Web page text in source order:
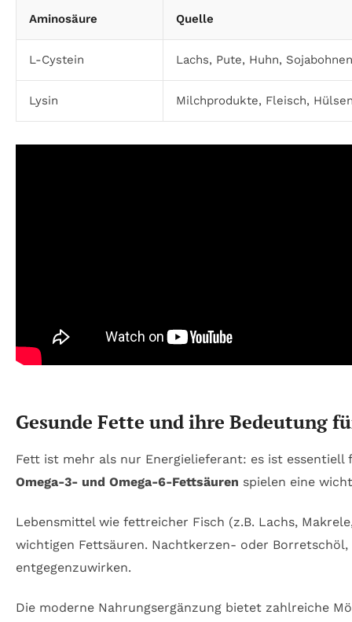
Aminosäure Quelle
L-Cystein Lachs, Pute, Huhn,
Lysin Milchprodukte, Fleisch,
Gesunde Fette und ihre Bedeutung
Fett ist mehr als nur Energielieferant: es ist essentiell
Omega-3- und Omega-6-Fettsäuren spielen eine
Lebensmittel wie fettreicher Fisch (z.B. Lachs,
wichtigen Fettsäuren. Nachtkerzen- oder
entgegenzuwirken.
Die moderne Nahrungsergänzung bietet zahlreiche